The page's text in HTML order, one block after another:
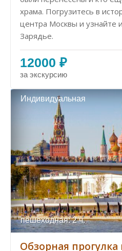
храма. Погрузитесь в
центра Москвы и узнайте
Зарядье.
12000 ₽
за экскурсию
Индивидуальная
пешеходная: 2 ч.
Обзорная